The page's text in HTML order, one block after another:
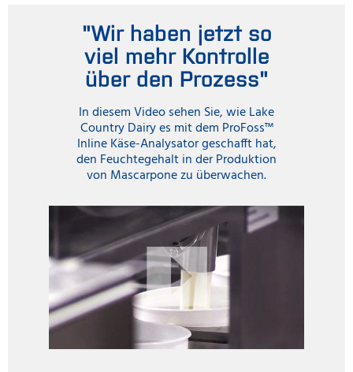
"Wir haben jetzt so
viel mehr Kontrolle
über den Prozess"
In diesem Video sehen Sie, wie Lake
Country Dairy es mit dem ProFoss™
Inline Käse-Analysator geschafft hat,
den Feuchtegehalt in der Produktion
von Mascarpone zu überwachen.